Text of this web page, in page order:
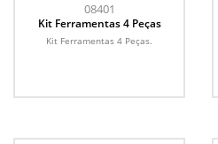
08401
Kit Ferramentas 4 Peças
Kit Ferramentas 4 Peças.